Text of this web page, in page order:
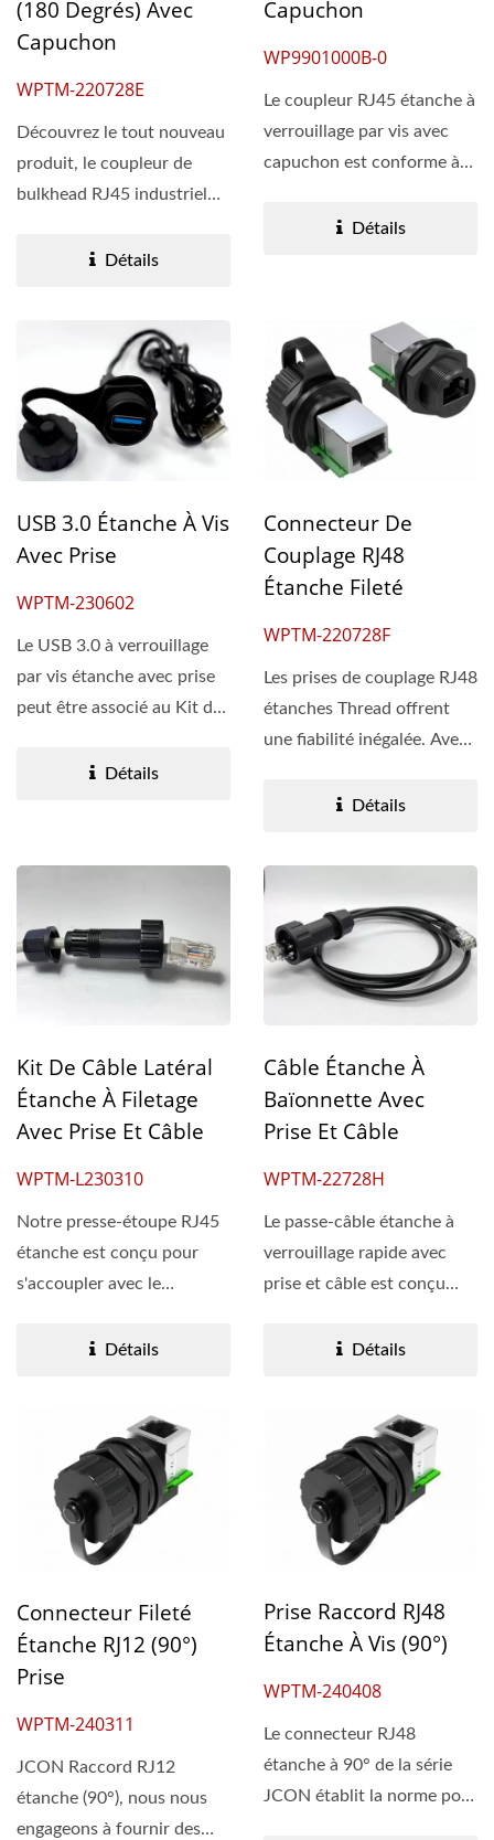
(180 Degrés) Avec
Capuchon
WPTM-220728E
Découvrez le tout nouveau
produit, le coupleur de
bulkhead RJ45 industriel
Détails
Capuchon
WP9901000B-0
Le coupleur RJ45 étanche à
verrouillage par vis avec
capuchon est conforme à
Détails
USB 3.0 Étanche À Vis
Avec Prise
WPTM-230602
Le USB 3.0 à verrouillage
par vis étanche avec prise
peut être associé au Kit de
Détails
Connecteur De
Couplage RJ48
Étanche Fileté
WPTM-220728F
Les prises de couplage RJ48
étanches Thread offrent
une fiabilité inégalée. Avec
Détails
Kit De Câble Latéral
Étanche À Filetage
Avec Prise Et Câble
WPTM-L230310
Notre presse-étoupe RJ45
étanche est conçu pour
s'accoupler avec le
Détails
Câble Étanche À
Baïonnette Avec
Prise Et Câble
WPTM-22728H
Le passe-câble étanche à
verrouillage rapide avec
prise et câble est conçu
Détails
Connecteur Fileté
Étanche RJ12 (90°)
Prise
WPTM-240311
JCON Raccord RJ12
étanche (90°), nous nous
engageons à fournir des
Prise Raccord RJ48
Étanche À Vis (90°)
WPTM-240408
Le connecteur RJ48
étanche à 90° de la série
JCON établit la norme pour